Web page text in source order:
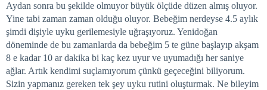
Aydan sonra bu şekilde olmuyor büyük ölçüde düzen almış oluyor.
Yine tabi zaman zaman olduğu oluyor. Bebeğim nerdeyse 4.5 aylık
şimdi dişiyle uyku gerilemesiyle uğraşıyoruz. Yenidoğan
döneminde de bu zamanlarda da bebeğim 5 te güne başlayıp akşam
8 e kadar 10 ar dakika bi kaç kez uyur ve uyumadığı her saniye
ağlar. Artık kendimi suçlamıyorum çünkü geçeceğini biliyorum.
Sizin yapmanız gereken tek şey uyku rutini oluşturmak. Ne bileyim